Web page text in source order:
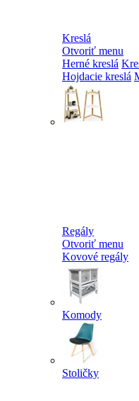
Kreslá
Otvoriť menu
Herné kreslá
Hojdacie kreslá
Regály
Otvoriť menu
Kovové regály
Komody
Stoličky